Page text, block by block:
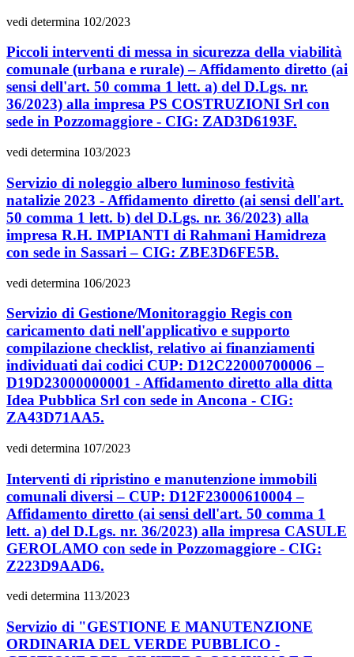
vedi determina 102/2023
Piccoli interventi di messa in sicurezza della viabilità
comunale (urbana e rurale) – Affidamento diretto (ai
sensi dell'art. 50 comma 1 lett. a) del D.Lgs. nr.
36/2023) alla impresa PS COSTRUZIONI Srl con
sede in Pozzomaggiore - CIG: ZAD3D6193F.
vedi determina 103/2023
Servizio di noleggio albero luminoso festività
natalizie 2023 - Affidamento diretto (ai sensi dell'art.
50 comma 1 lett. b) del D.Lgs. nr. 36/2023) alla
impresa R.H. IMPIANTI di Rahmani Hamidreza
con sede in Sassari – CIG: ZBE3D6FE5B.
vedi determina 106/2023
Servizio di Gestione/Monitoraggio Regis con
caricamento dati nell'applicativo e supporto
compilazione checklist, relativo ai finanziamenti
individuati dai codici CUP: D12C22000700006 –
D19D23000000001 - Affidamento diretto alla ditta
Idea Pubblica Srl con sede in Ancona - CIG:
ZA43D71AA5.
vedi determina 107/2023
Interventi di ripristino e manutenzione immobili
comunali diversi – CUP: D12F23000610004 –
Affidamento diretto (ai sensi dell'art. 50 comma 1
lett. a) del D.Lgs. nr. 36/2023) alla impresa CASULE
GEROLAMO con sede in Pozzomaggiore - CIG:
Z223D9AAD6.
vedi determina 113/2023
Servizio di "GESTIONE E MANUTENZIONE
ORDINARIA DEL VERDE PUBBLICO -